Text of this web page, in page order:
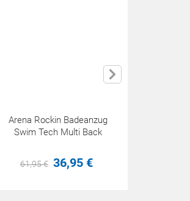
Arena Rockin Badeanzug
Swim Tech Multi Back
61,95€ 36,95 €